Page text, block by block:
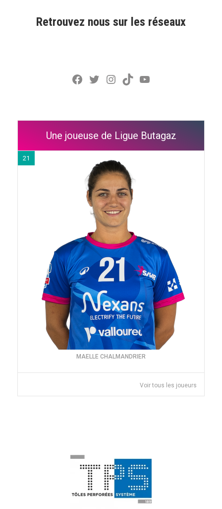
Retrouvez nous sur les réseaux
Facebook
Twitter
Instagram
TikTokYouTube
Une joueuse de Ligue Butagaz
21
MAELLE CHALMANDRIER
Voir tous les joueurs